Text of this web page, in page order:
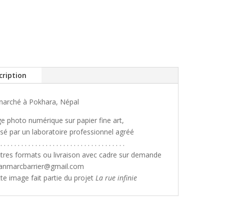
à Pokhara, Népal
photo numérique sur papier fine art,
par un laboratoire professionnel agréé
. . . . . . . . . . . . . . . . . . . . . . . . . . . . . . . . . . .
formats ou livraison avec cadre sur demande
image fait partie du projetLa rue infinie